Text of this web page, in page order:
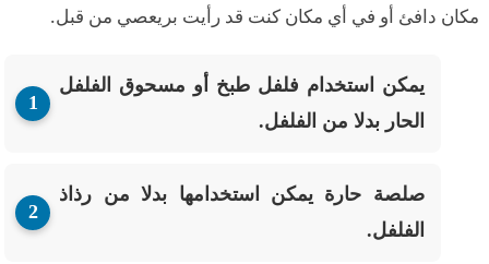
مكان دافئ أو في أي مكان كنت قد رأيت بريعصي من قبل.
يمكن استخدام فلفل طبخ أو مسحوق الفلفل
الحار بدلا من الفلفل.
صلصة حارة يمكن استخدامها بدلا من رذاذ
الفلفل.